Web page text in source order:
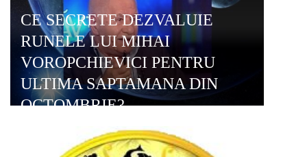
CE SECRETE DEZVALUIE
RUNELE LUI MIHAI
VOROPCHIEVICI PENTRU
ULTIMA SAPTAMANA DIN
OCTOMBRIE?